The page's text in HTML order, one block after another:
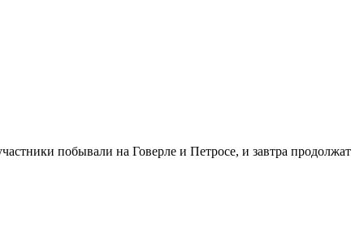
побывали на Говерле и Петросе, и завтра продолжат